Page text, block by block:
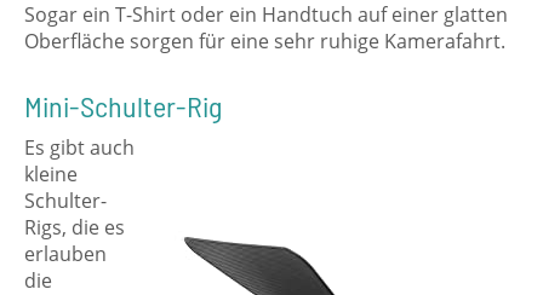
Sogar ein T-Shirt oder ein Handtuch auf einer glatten
Oberfläche sorgen für eine sehr ruhige Kamerafahrt.
Mini-Schulter-Rig
Es gibt auch
kleine
Schulter-
Rigs, die es
erlauben
die